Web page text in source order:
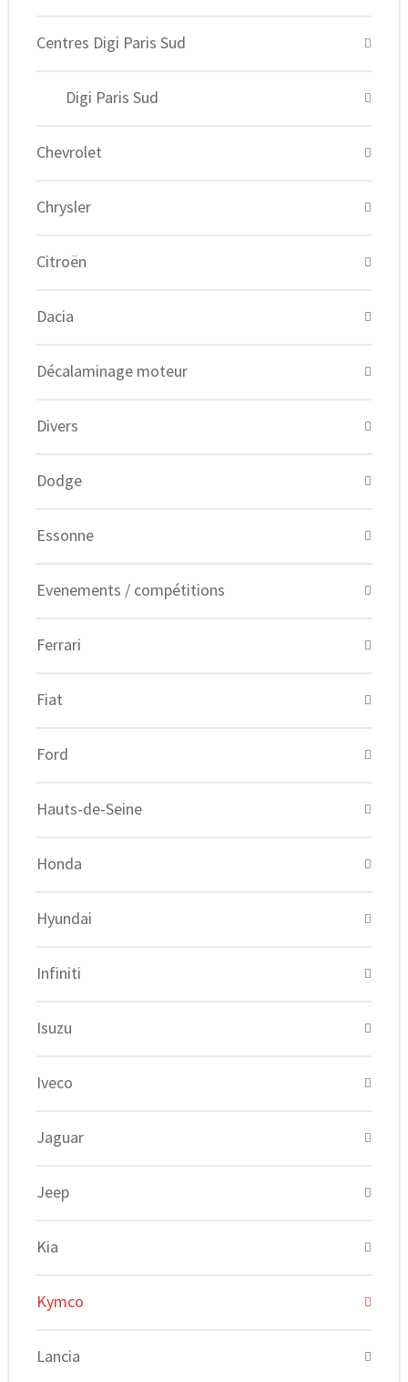
Centres Digi Paris Sud
Digi Paris Sud
Chevrolet
Chrysler
Citroën
Dacia
Décalaminage moteur
Divers
Dodge
Essonne
Evenements / compétitions
Ferrari
Fiat
Ford
Hauts-de-Seine
Honda
Hyundai
Infiniti
Isuzu
Iveco
Jaguar
Jeep
Kia
Kymco
Lancia